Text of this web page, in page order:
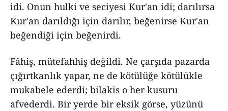
idi. Onun hulki ve seciyesi Kur'an idi; darılırsa
Kur'an darıldığı için darılır, beğenirse Kur'an
beğendiği için beğenirdi.
Fâhiş, mütefahhiş değildi. Ne çarşıda pazarda
çığırtkanlık yapar, ne de kötülüğe kötülükle
mukabele ederdi; bilakis o her kusuru
afvederdi. Bir yerde bir eksik görse, yüzünü